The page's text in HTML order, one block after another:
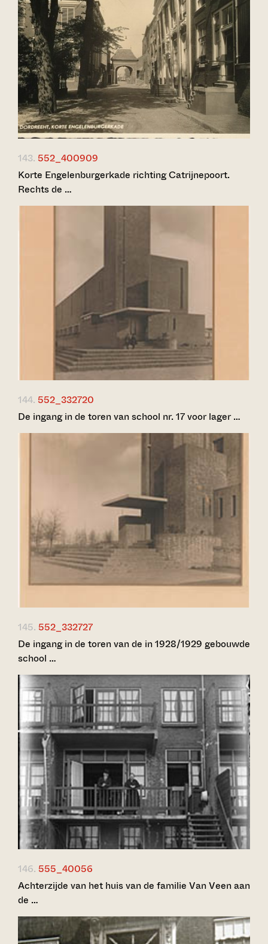
143. 552_400909
Korte Engelenburgerkade richting Catrijnepoort.
Rechts de …
144. 552_332720
De ingang in de toren van school nr. 17 voor lager …
145. 552_332727
De ingang in de toren van de in 1928/1929 gebouwde
school …
146. 555_40056
Achterzijde van het huis van de familie Van Veen aan
de …